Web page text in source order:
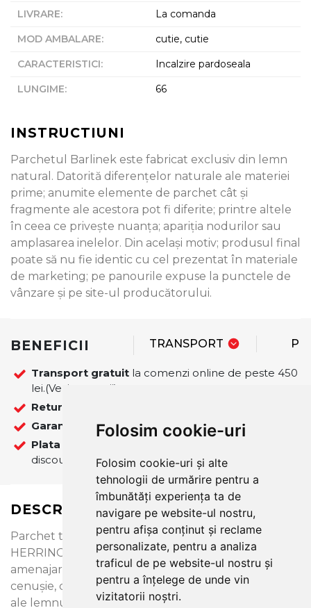
Folosim cookie-uri
Folosim cookie-uri și alte
tehnologii de urmărire pentru a
îmbunătăți experiența ta de
navigare pe website-ul nostru,
pentru afișa conținut și reclame
personalizate, pentru a analiza
traficul de pe website-ul nostru și
pentru a înțelege de unde vin
vizitatorii noștri.
LIVRARE:
La comanda
MOD AMBALARE:
cutie, cutie
CARACTERISTICI:
Incalzire pardoseala
LUNGIME: 66
INSTRUCTIUNI
Parchetul Barlinek este fabricat exclusiv din lemn
natural. Datorită diferenţelor naturale ale materiei
prime; anumite elemente de parchet cât şi
fragmente ale acestora pot fi diferite; printre altele
în ceea ce priveşte nuanţa; apariţia nodurilor sau
amplasarea inelelor. Din acelaşi motiv; produsul final
poate să nu fie identic cu cel prezentat în materiale
de marketing; pe panourile expuse la punctele de
vânzare şi pe site-ul producătorului.
BENEFICII TRANSPORT
Transport gratuit la comenzi online de peste 450
lei.(Vezi exceptii)
Retur
Garantie
12 luni
Plata
discount pentru comenzile finalizate pe site!
DESCRIERE
Parchet triplustratificat STEJAR SERENE
HERRINGBONE 110 potrivit pentru proiecte de
amenajare moderne. Parchetul are o nuanță bej-
cenușie, cu o multitudine de caracteristici naturale
ale lemnului. Finisat cu lac mat. Permite incalzirea